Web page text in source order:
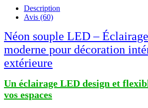
Description
Avis (60)
Néon souple LED –
moderne pour décoration
extérieure
Un éclairage LED design et
vos espaces